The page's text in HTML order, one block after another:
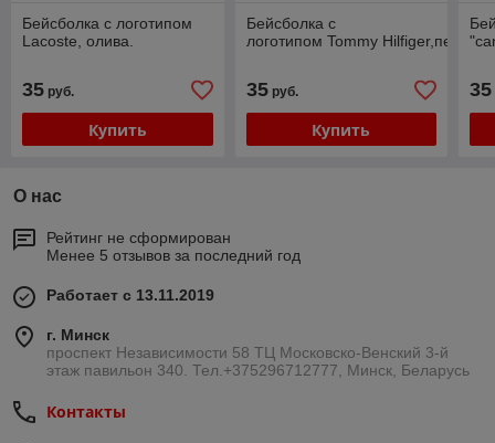
Бейсболка с логотипом
Lacoste, олива.
35 руб.
Купить
Бейсболка с
логотипом Tommy Hilfiger,песок.
35руб.
Купить
35
О нас
Рейтинг не сформирован
Менее 5 отзывов за последний год
Работает с 13.11.2019
г. Минск
проспект Независимости 58 ТЦ Московско-Венский 3-й
этаж павильон 340. Тел.+375296712777, Минск, Беларусь
Контакты